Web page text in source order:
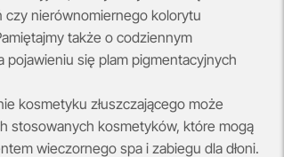
czy nierównomiernego kolorytu
także o codziennym
pojawieniu się plam pigmentacyjnych
kosmetyku złuszczającego może
stosowanych kosmetyków, które mogą
wieczornego spa i zabiegu dla dłoni.